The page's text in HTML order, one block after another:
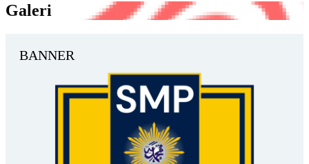
Galeri
BANNER